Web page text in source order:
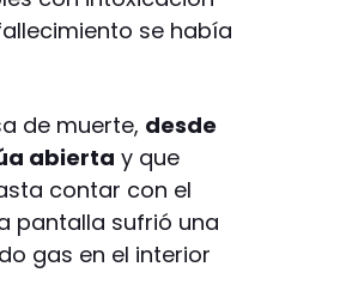
se había
de muerte, desde
abierta y que
contar con el
pantalla sufrió una
gas en el interior